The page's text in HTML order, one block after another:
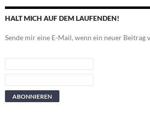
HALT MICH AUF DEM LAUFENDEN!
Sende mir eine E-Mail, wenn ein neuer